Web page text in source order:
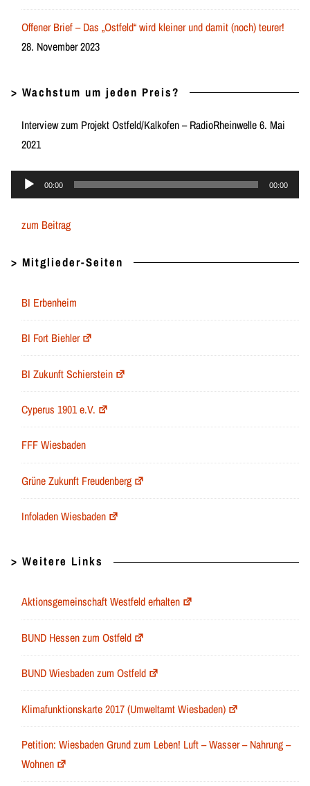
Offener Brief – Das „Ostfeld“ wird kleiner und damit (noch) teurer!
28. November 2023
> Wachstum um jeden Preis?
Interview zum Projekt Ostfeld/Kalkofen – RadioRheinwelle 6. Mai
2021
Audio-
Player
00:00 00:00
zum Beitrag
> Mitglieder-Seiten
BI Erbenheim
BI Fort Biehler
BI Zukunft Schierstein
Cyperus 1901 e.V.
FFF Wiesbaden
Grüne Zukunft Freudenberg
Infoladen Wiesbaden
> Weitere Links
Aktionsgemeinschaft Westfeld erhalten
BUND Hessen zum Ostfeld
BUND Wiesbaden zum Ostfeld
Klimafunktionskarte 2017 (Umweltamt Wiesbaden)
Petition: Wiesbaden Grund zum Leben! Luft – Wasser – Nahrung –
Wohnen